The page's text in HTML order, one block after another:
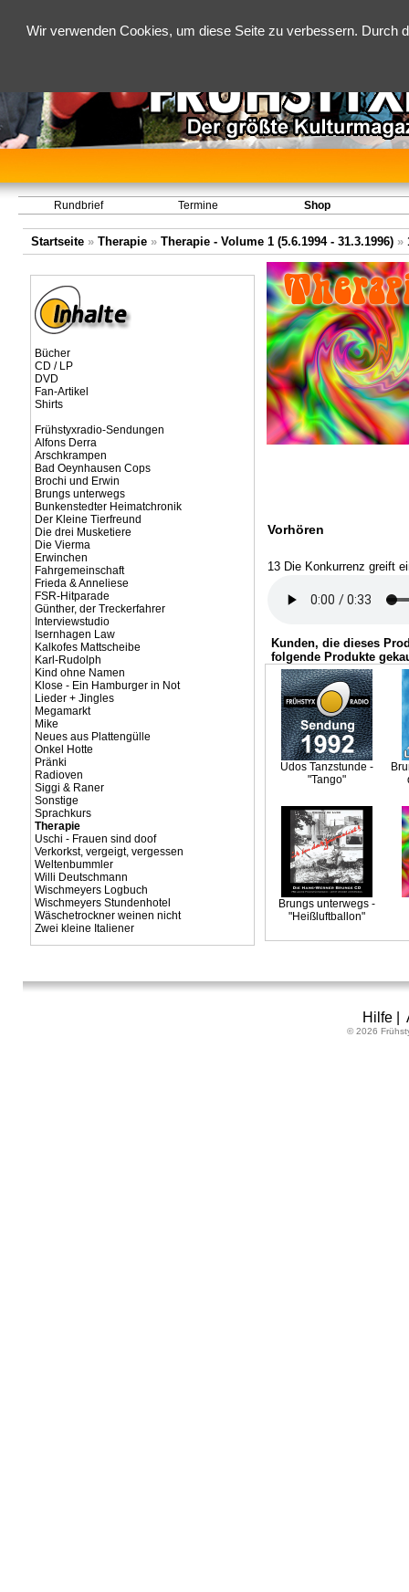
Wir verwenden Cookies, um diese Seite zu verbessern.
Rundbrief Termine Shop
Startseite» Therapie» Therapie - Volume 1 (5.6.1994 - 31.3.1996)»
Bücher
CD / LP
DVD
Fan-Artikel
Shirts
Frühstyxradio-Sendungen
Alfons Derra
Arschkrampen
Bad Oeynhausen Cops
Brochi und Erwin
Brungs unterwegs
Bunkenstedter Heimatchronik
Der Kleine Tierfreund
Die drei Musketiere
Die Vierma
Erwinchen
Fahrgemeinschaft
Frieda & Anneliese
FSR-Hitparade
Günther, der Treckerfahrer
Interviewstudio
Isernhagen Law
Kalkofes Mattscheibe
Karl-Rudolph
Kind ohne Namen
Klose - Ein Hamburger in Not
Lieder + Jingles
Megamarkt
Mike
Neues aus Plattengülle
Onkel Hotte
Pränki
Radioven
Siggi & Raner
Sonstige
Sprachkurs
Therapie
Uschi - Frauen sind doof
Verkorkst, vergeigt, vergessen
Weltenbummler
Willi Deutschmann
Wischmeyers Logbuch
Wischmeyers Stundenhotel
Wäschetrockner weinen nicht
Zwei kleine Italiener
Vorhören
13 Die Konkurrenz greift
Kunden, die dieses
folgende Produkte
Udos Tanzstunde -
"Tango"
Brungs unterwegs -
"Heißluftballon"
Hilfe|
© 2026